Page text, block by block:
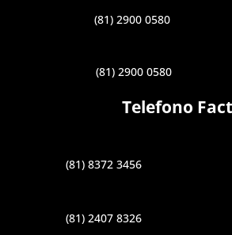
(81) 2900 0580
(81) 2900 0580
Telefono
(81) 8372 3456
(81) 2407 8326